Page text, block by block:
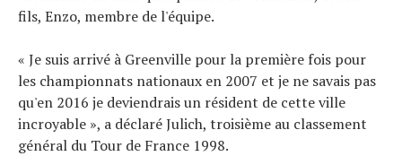
fils, Enzo, membre de l'équipe.
« Je suis arrivé à Greenville pour la première fois pour
les championnats nationaux en 2007 et je ne savais pas
qu'en 2016 je deviendrais un résident de cette ville
incroyable », a déclaré Julich, troisième au classement
général du Tour de France 1998.